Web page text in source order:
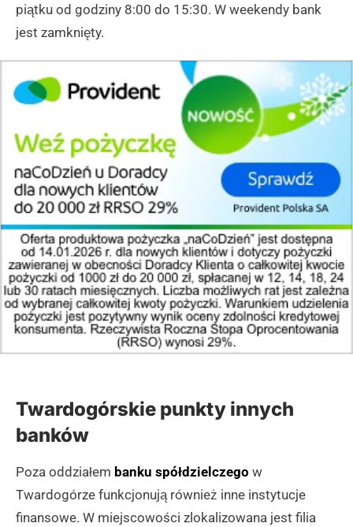
piątku od godziny 8:00 do 15:30. W weekendy bank
jest zamknięty.
Twardogórskie punkty innych
banków
Poza oddziałem banku spółdzielczego w
Twardogórze funkcjonują również inne instytucje
finansowe. W miejscowości zlokalizowana jest filia